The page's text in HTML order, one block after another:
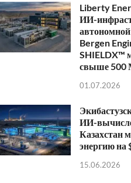
Liberty
ИИ-
автономной
Bergen
SHIELDX™
свыше 500
01.07.2026
ИИ-
Казахстан
энергию на
15.06.2026